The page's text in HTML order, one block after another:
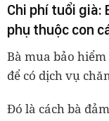
Chi phí tuổi già:
phụ thuộc con
Bà mua bảo
để có dịch vụ
Đó là cách bà